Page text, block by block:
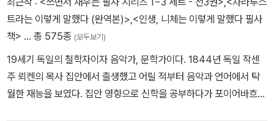
트라는 이렇게 말했다 (완역본)>,<인생, 니체는 이렇게 말했다 필사
책> … 총 575종 (모두보기)
19세기 독일의 철학자이자 음악가, 문학가이다. 1844년 독일 작센
주 뢰켄의 목사 집안에서 출생했고 어릴 적부터 음악과 언어에서 탁
월한 재능을 보였다. 집안 영향으로 신학을 공부하다가 포이어바흐와